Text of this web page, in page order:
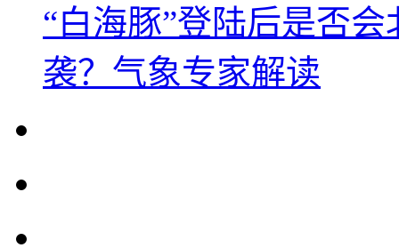
“白海豚”登陆后是否
袭？气象专家解读